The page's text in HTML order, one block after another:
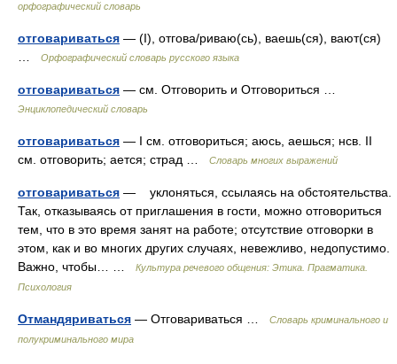
орфографический словарь
отговариваться — (I), отгова/риваю(сь), ваешь(ся), вают(ся)
Орфографический словарь русского языка
отговариваться — см. Отговорить и Отговориться …
Энциклопедический словарь
отговариваться — I см. отговориться; аюсь, аешься; нсв. II
см. отговорить; ается; страд …
Словарь многих выражений
отговариваться — уклоняться, ссылаясь на обстоятельства.
Так, отказываясь от приглашения в гости, можно отговориться
тем, что в это время занят на работе; отсутствие отговорки в
этом, как и во многих других случаях, невежливо, недопустимо.
Важно, чтобы… …
Культура речевого общения: Этика. Прагматика.
Психология
Отмандяриваться — Отговариваться …
Словарь криминального и
полукриминального мира